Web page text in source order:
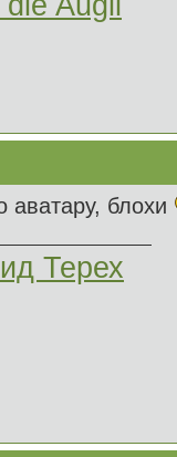
аватару, блохи
Терех